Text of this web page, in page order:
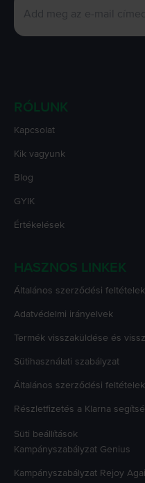
RÓLUNK
Kapcsolat
Kik vagyunk
Blog
GYIK
Értékelések
HASZNOS LINKEK
Általános szerződési feltételek
Adatvédelmi irányelvek
Termék visszaküldése és
Sütihasználati szabályzat
Általános szerződési
Részletfizetés a Klarna
Süti beállítások
Kampányszabályzat Genius
Kampányszabályzat Rejoy